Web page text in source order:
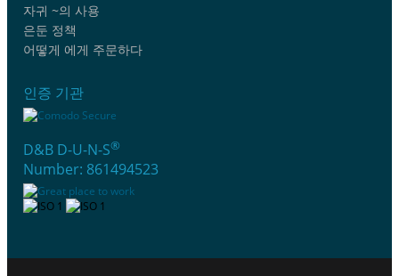
자귀 ~의 사용
은둔 정책
어떻게 에게 주문하다
인증 기관
D&B D-U-N-S®
Number: 861494523